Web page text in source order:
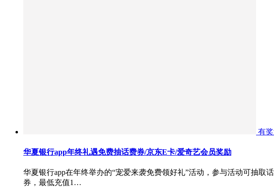
有
华夏银行app年终礼遇免费抽话费券/京东E卡/爱奇艺会员奖励
华夏银行app在年终举办的“宠爱来袭免费领好礼”活动，参与活动可抽
券，最低充值1…